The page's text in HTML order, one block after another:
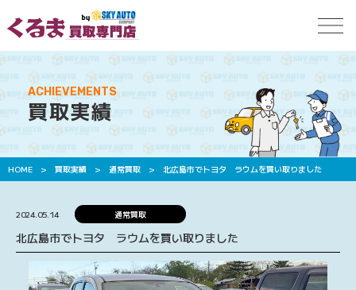
ACHIEVEMENTS
買取実績
HOME > 買取実績 > 通常買取 > 北広島市でトヨタ ラウムを買い取りました
2024.05.14 通常買取
北広島市でトヨタ ラウムを買い取りました